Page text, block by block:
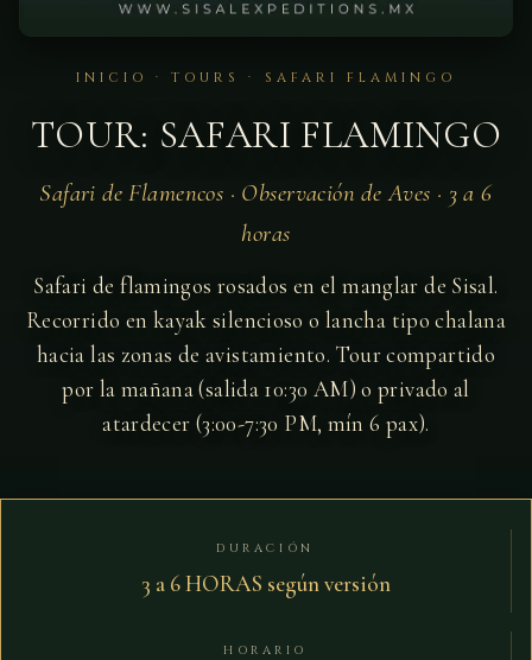
INICIO ·TOURS · SAFARI FLAMINGO
TOUR: SAFARI FLAMINGO
Safari de Flamencos · Observación de Aves · 3 a 6
horas
Safari de flamingos rosados en el manglar de Sisal.
Recorrido en kayak silencioso o lancha tipo chalana
hacia las zonas de avistamiento. Tour compartido
por la mañana (salida 10:30 AM) o privado al
atardecer (3:00-7:30 PM, mín 6 pax).
DURACIÓN
3 a 6 HORAS según versión
HORARIO